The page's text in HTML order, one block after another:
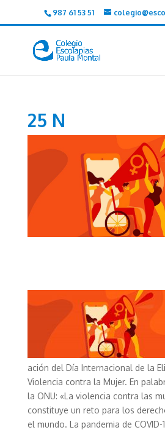
987 61 53 51
25 N
ación del Día Internacional de la
Violencia contra la Mujer. En
la ONU: «La violencia contra las
constituye un reto para los
el mundo. La pandemia de